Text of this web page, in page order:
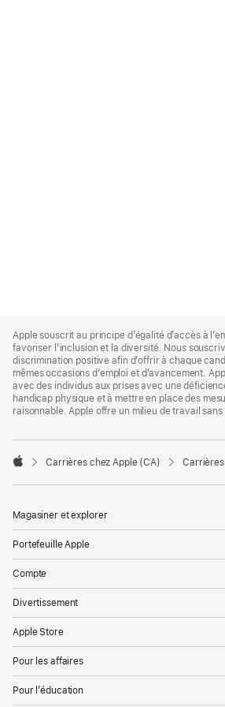
Footer
Apple souscrit au principe d’égalité d’accès à
favoriser l’inclusion et la diversité. Nous
discrimination positive afin d’offrir à chaque
mêmes occasions d’emploi et d’avancement.
avec des individus aux prises avec une
handicap physique et à mettre en place des
raisonnable. Apple offre un milieu de travail sans

Carrières chez Apple (CA)
Magasiner et explorer
Portefeuille Apple
Compte
Divertissement
Apple Store
Pour les affaires
Pour l’éducation